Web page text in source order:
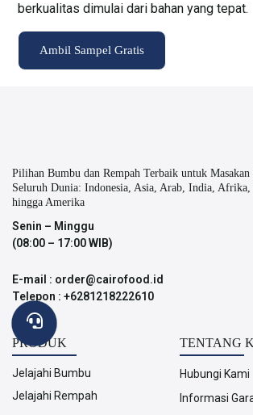
berkualitas dimulai dari bahan yang tepat.
Ambil Sampel Gratis
Pilihan Bumbu dan Rempah Terbaik untuk Masakan
Seluruh Dunia: Indonesia, Asia, Arab, India, Afrika,
hingga Amerika
Senin – Minggu
(08:00 – 17:00 WIB)
E-mail : order@cairofood.id
Telepon : +6281218222610
PRODUK
Jelajahi Bumbu
Jelajahi Rempah
TENTANG
Hubungi Kami
Informasi